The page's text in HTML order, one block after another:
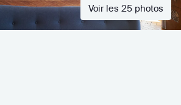
Voir les 25 photos